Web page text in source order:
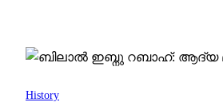
History